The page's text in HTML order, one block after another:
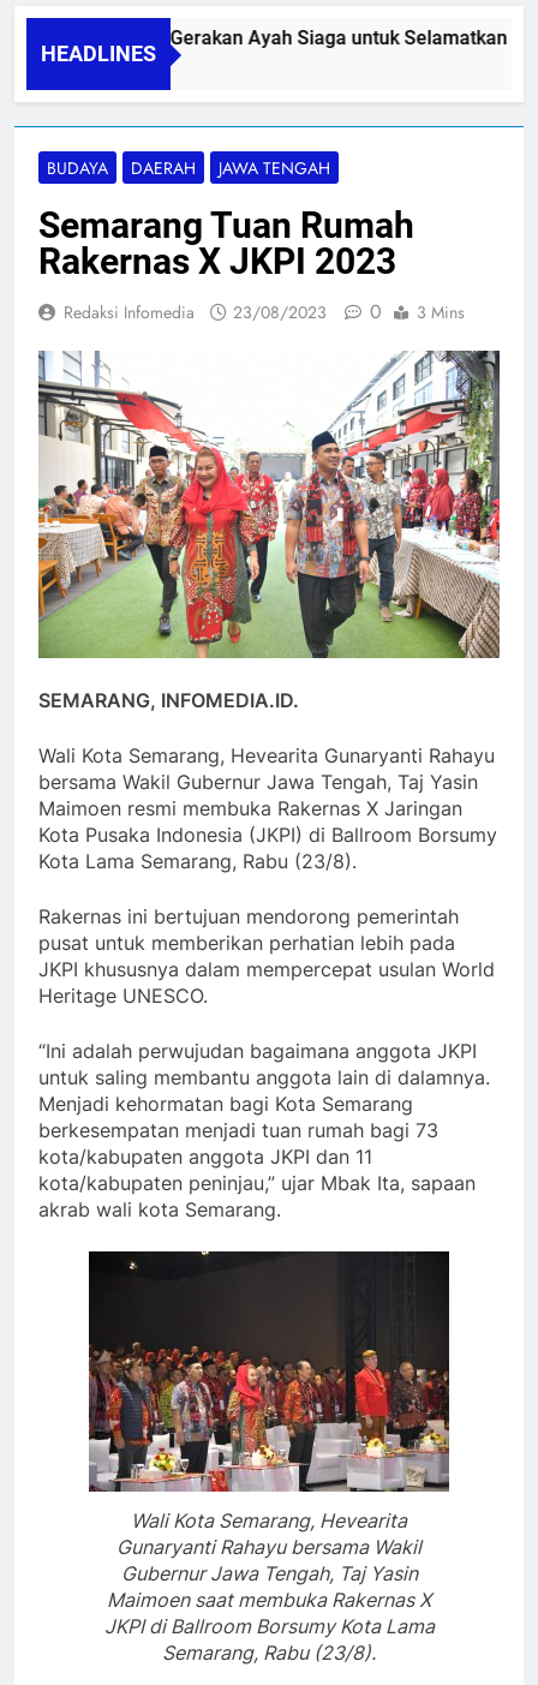
HEADLINES
PAPA SIDINI, Gerakan Ayah Siaga untuk Selamatkan Ibu
06/08/2026
BUDAYA DAERAH JAWA TENGAH
Semarang Tuan Rumah
Rakernas X JKPI 2023
Redaksi Infomedia 23/08/2023 0 3 Mins
SEMARANG, INFOMEDIA.ID.
Wali Kota Semarang, Hevearita Gunaryanti Rahayu
bersama Wakil Gubernur Jawa Tengah, Taj Yasin
Maimoen resmi membuka Rakernas X Jaringan
Kota Pusaka Indonesia (JKPI) di Ballroom Borsumy
Kota Lama Semarang, Rabu (23/8).
Rakernas ini bertujuan mendorong pemerintah
pusat untuk memberikan perhatian lebih pada
JKPI khususnya dalam mempercepat usulan World
Heritage UNESCO.
“Ini adalah perwujudan bagaimana anggota JKPI
untuk saling membantu anggota lain di dalamnya.
Menjadi kehormatan bagi Kota Semarang
berkesempatan menjadi tuan rumah bagi 73
kota/kabupaten anggota JKPI dan 11
kota/kabupaten peninjau,” ujar Mbak Ita, sapaan
akrab wali kota Semarang.
Wali Kota Semarang, Hevearita
Gunaryanti Rahayu bersama Wakil
Gubernur Jawa Tengah, Taj Yasin
Maimoen saat membuka Rakernas X
JKPI di Ballroom Borsumy Kota Lama
Semarang, Rabu (23/8).